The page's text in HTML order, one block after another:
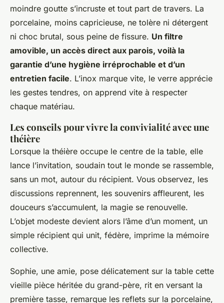
moindre goutte s’incruste et tout part de travers. La
porcelaine, moins capricieuse, ne tolère ni détergent
ni choc brutal, sous peine de fissure. Un filtre
amovible, un accès direct aux parois, voilà la
garantie d’une hygiène irréprochable et d’un
entretien facile. L’inox marque vite, le verre apprécie
les gestes tendres, on apprend vite à respecter
chaque matériau.
Les conseils pour vivre la convivialité avec une
théière
Lorsque la théière occupe le centre de la table, elle
lance l’invitation, soudain tout le monde se rassemble,
sans un mot, autour du récipient. Vous observez, les
discussions reprennent, les souvenirs affleurent, les
douceurs s’accumulent, la magie se renouvelle.
L’objet modeste devient alors l’âme d’un moment, un
simple récipient qui unit, fédère, imprime la mémoire
collective.
Sophie, une amie, pose délicatement sur la table cette
vieille pièce héritée du grand-père, rit en versant la
première tasse, remarque les reflets sur la porcelaine,